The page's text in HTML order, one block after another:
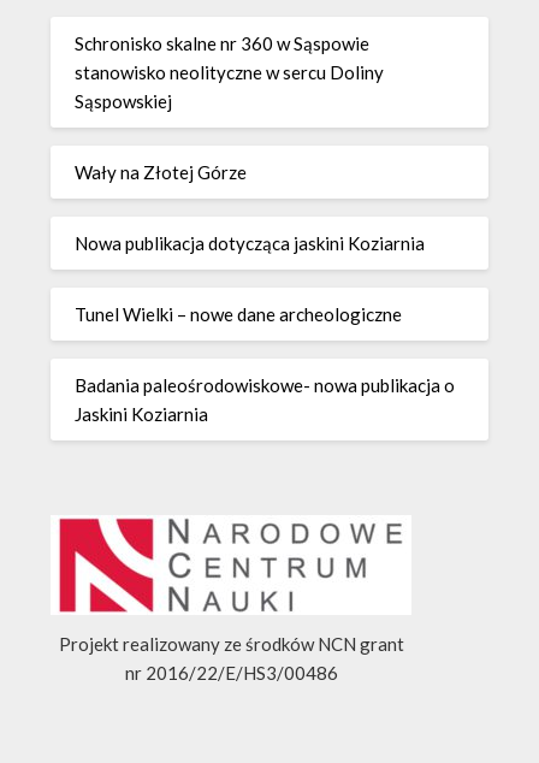
Schronisko skalne nr 360 w Sąspowie
stanowisko neolityczne w sercu Doliny
Sąspowskiej
Wały na Złotej Górze
Nowa publikacja dotycząca jaskini Koziarnia
Tunel Wielki – nowe dane archeologiczne
Badania paleośrodowiskowe- nowa publikacja o
Jaskini Koziarnia
Projekt realizowany ze środków NCN grant
nr 2016/22/E/HS3/00486